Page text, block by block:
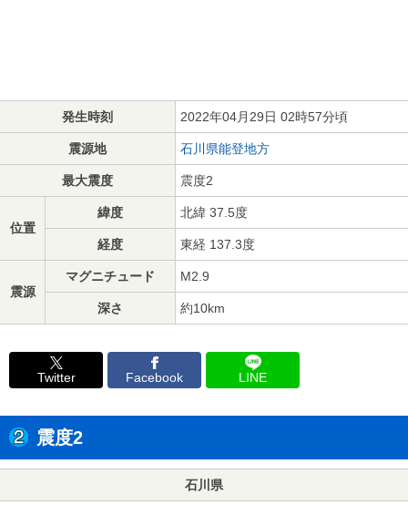
発生時刻 2022年04月29日 02時57分頃
震源地 石川県能登地方
最大震度 震度2
位置
緯度 北緯 37.5度
経度 東経 137.3度
震源
マグニチュード M2.9
深さ 約10km
Twitter Facebook LINE
震度2
石川県